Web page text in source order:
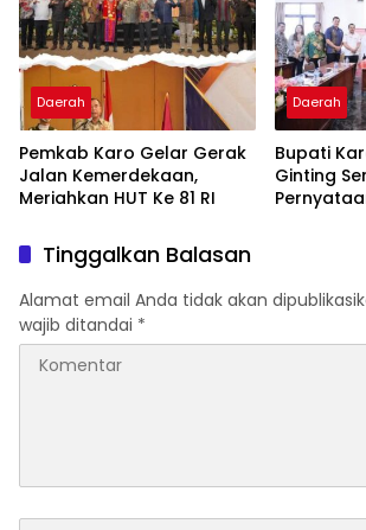
Daerah
Pemkab Karo Gelar Gerak
Jalan Kemerdekaan,
Meriahkan HUT Ke 81 RI
Daerah
Bupati
Ginting
Tinggalkan Balasan
Alamat email Anda tidak akan
wajib ditandai *